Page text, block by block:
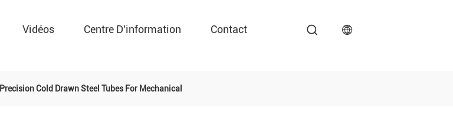
Vidéos Centre D'information Contact
Cold Drawn Steel Tubes For Mechanical